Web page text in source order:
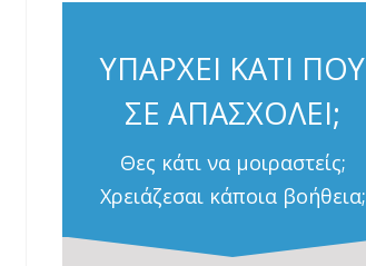
ΥΠΑΡΧΕΙ ΚΑΤΙ ΠΟΥ
ΣΕ ΑΠΑΣΧΟΛΕΙ;
Θες κάτι να μοιραστείς;
Χρειάζεσαι κάποια βοήθεια;